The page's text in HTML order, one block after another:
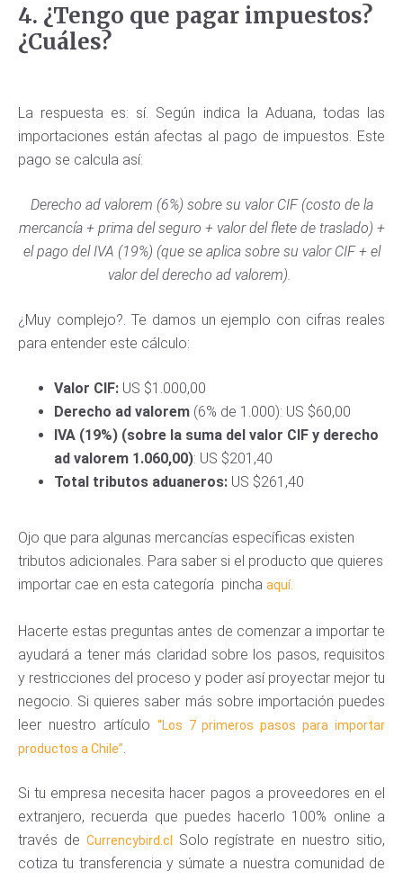
4. ¿Tengo que pagar impuestos?
¿Cuáles?
La respuesta es: sí. Según indica la Aduana, todas las
importaciones están afectas al pago de impuestos. Este
pago se calcula así:
Derecho ad valorem (6%) sobre su valor CIF (costo de la
mercancía + prima del seguro + valor del flete de traslado) +
el pago del IVA (19%) (que se aplica sobre su valor CIF + el
valor del derecho ad valorem).
¿Muy complejo?. Te damos un ejemplo con cifras reales
para entender este cálculo:
Valor CIF: US $1.000,00
Derecho ad valorem (6% de 1.000): US $60,00
IVA (19%) (sobre la suma del valor CIF y derecho
ad valorem 1.060,00): US $201,40
Total tributos aduaneros: US $261,40
Ojo que para algunas mercancías específicas existen
tributos adicionales. Para saber si el producto que quieres
importar cae en esta categoría pincha aquí.
Hacerte estas preguntas antes de comenzar a importar te
ayudará a tener más claridad sobre los pasos, requisitos
y restricciones del proceso y poder así proyectar mejor tu
negocio. Si quieres saber más sobre importación puedes
leer nuestro artículo “Los 7 primeros pasos para importar
productos a Chile”
Si tu empresa necesita hacer pagos a proveedores en el
extranjero, recuerda que puedes hacerlo 100% online a
través de Currencybird.cl Solo regístrate en nuestro sitio,
cotiza tu transferencia y súmate a nuestra comunidad de